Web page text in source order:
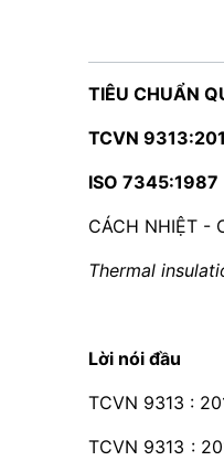
TIÊU CHUẨN
TCVN
ISO 7345:1987
CÁCH NHIỆT -
Thermal
Lời nói đầu
TCVN 9313 :
TCVN 9313 :